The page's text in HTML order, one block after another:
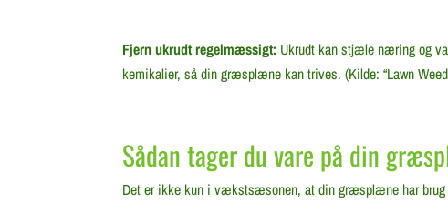
Fjern ukrudt regelmæssigt: Ukrudt kan stjæle næring og
kemikalier, så din græsplæne kan trives. (Kilde: “Lawn
Sådan tager du vare på din
Det er ikke kun i vækstsæsonen, at din græsplæne har brug